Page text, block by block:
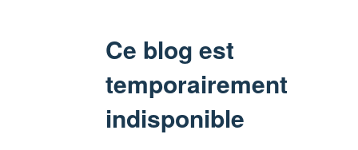
Ce blog est
temporairement
indisponible